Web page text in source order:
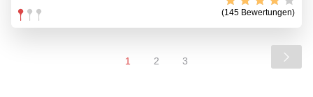
(145 Bewertungen)
1 2 3